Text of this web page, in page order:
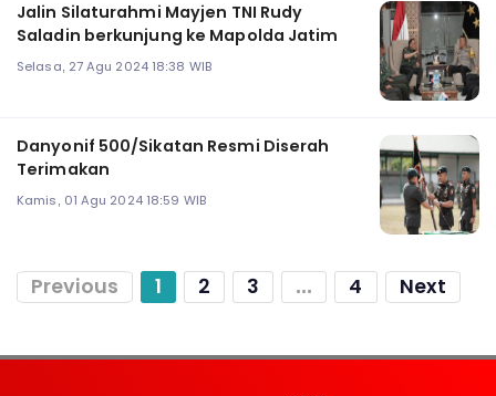
Jalin Silaturahmi Mayjen TNI Rudy
Saladin berkunjung ke Mapolda Jatim
Selasa, 27 Agu 2024 18:38 WIB
Danyonif 500/Sikatan Resmi Diserah
Terimakan
Kamis, 01 Agu 2024 18:59 WIB
Previous 1 2 3 ... 4 Next